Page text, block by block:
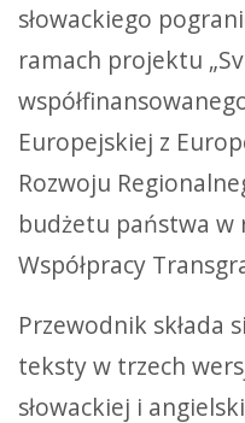
słowackiego
ramach projektu
Europejskiej z
Rozwoju
budżetu państwa w
Współpracy
Przewodnik składa
teksty w trzech
słowackiej i